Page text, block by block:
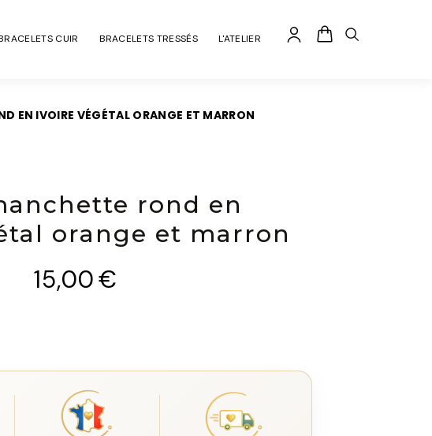
CUIR BRACELETS TRESSÉS L'ATELIER
EN IVOIRE VÉGÉTAL ORANGE ET MARRON
rond en
orange et marron
15,00€